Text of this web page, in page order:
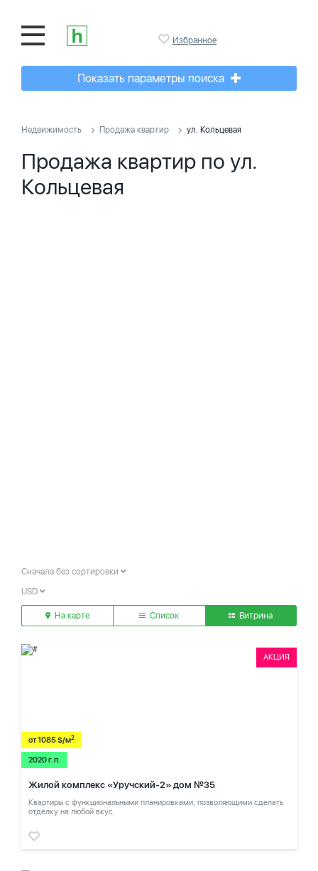
Избранное
Показать параметры поиска
Недвижимость Продажа квартир ул. Кольцевая
Продажа квартир по ул.
Кольцевая
Сначала без сортировки
USD
На карте Список Витрина
АКЦИЯ
от 1085 $/м2
2020 г.п.
Жилой комплекс «Уручский-2» дом №35
Квартиры с функциональными планировками, позволяющими сделать
отделку на любой вкус.